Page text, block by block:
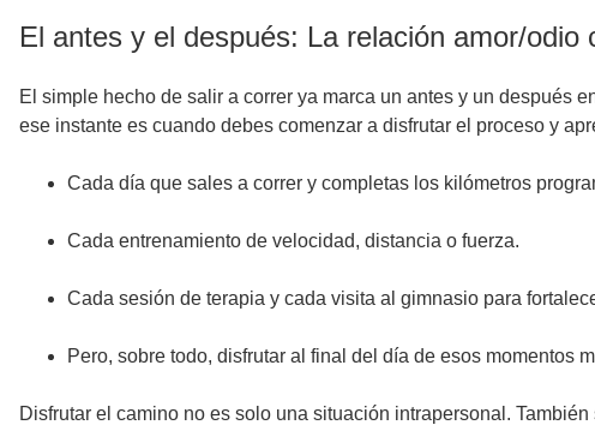
El antes y el después: La relación amor/odio
El simple hecho de salir a correr ya marca un antes y un después
ese instante es cuando debes comenzar a disfrutar el proceso y
Cada día que sales a correr y completas los kilómetros
Cada entrenamiento de velocidad, distancia o fuerza.
Cada sesión de terapia y cada visita al gimnasio para
Pero, sobre todo, disfrutar al final del día de esos momentos
Disfrutar el camino no es solo una situación intrapersonal.